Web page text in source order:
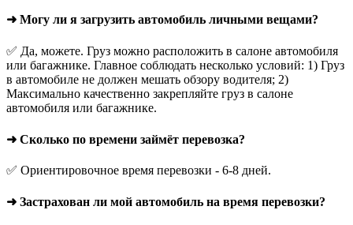
➜ Могу ли я загрузить автомобиль личными вещами?
✅ Да, можете. Груз можно расположить в салоне автомобиля
или багажнике. Главное соблюдать несколько условий: 1) Груз
в автомобиле не должен мешать обзору водителя; 2)
Максимально качественно закрепляйте груз в салоне
автомобиля или багажнике.
➜ Сколько по времени займёт перевозка?
✅ Ориентировочное время перевозки - 6-8 дней.
➜ Застрахован ли мой автомобиль на время перевозки?